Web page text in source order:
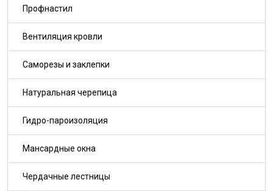
Профнастил
Вентиляция кровли
Саморезы и заклепки
Натуральная черепица
Гидро-пароизоляция
Мансардные окна
Чердачные лестницы